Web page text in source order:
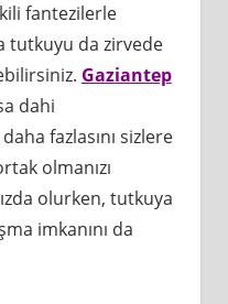
fantezilerle
tutkuyu da zirvede
Gaziantep
dahi
fazlasını sizlere
olmanızı
olurken, tutkuya
imkanını da